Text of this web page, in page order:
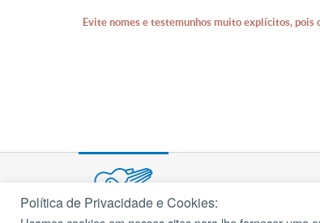
Evite nomes e testemunhos muito explícitos, pois
Política de Privacidade e Cookies: